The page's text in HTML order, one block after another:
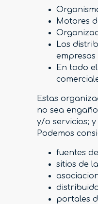
Motores
Los
empresas
En todo
Estas
no sea
y/o servicios;
Podemos
fuentes
sitios de
portales